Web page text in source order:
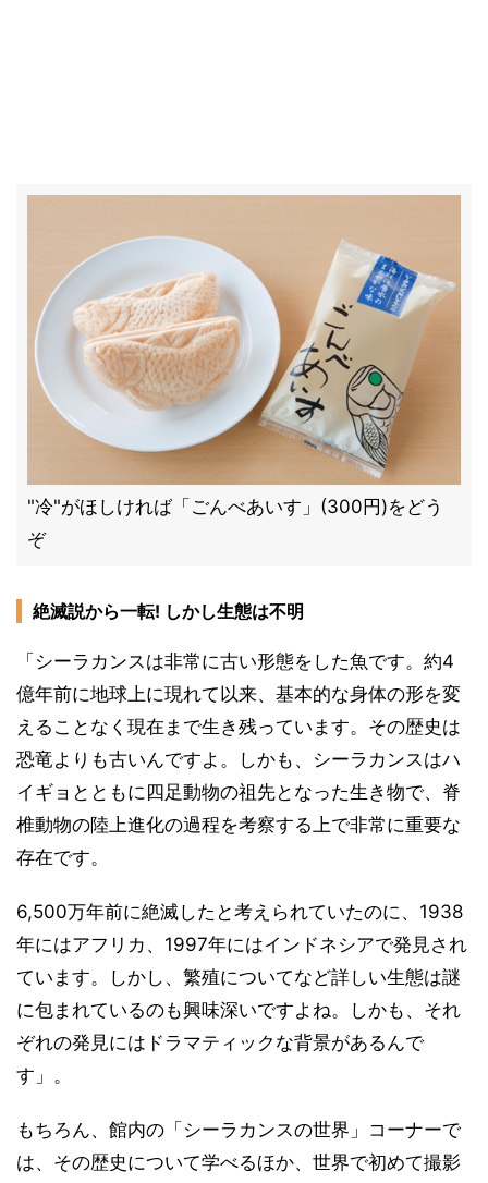
"冷"がほしければ「ごんべあいす」(300円)をどう
ぞ
絶滅説から一転! しかし生態は不明
「シーラカンスは非常に古い形態をした魚です。約4
億年前に地球上に現れて以来、基本的な身体の形を変
えることなく現在まで生き残っています。その歴史は
恐竜よりも古いんですよ。しかも、シーラカンスはハ
イギョとともに四足動物の祖先となった生き物で、脊
椎動物の陸上進化の過程を考察する上で非常に重要な
存在です。
6,500万年前に絶滅したと考えられていたのに、1938
年にはアフリカ、1997年にはインドネシアで発見され
ています。しかし、繁殖についてなど詳しい生態は謎
に包まれているのも興味深いですよね。しかも、それ
ぞれの発見にはドラマティックな背景があるんで
す」。
もちろん、館内の「シーラカンスの世界」コーナーで
は、その歴史について学べるほか、世界で初めて撮影